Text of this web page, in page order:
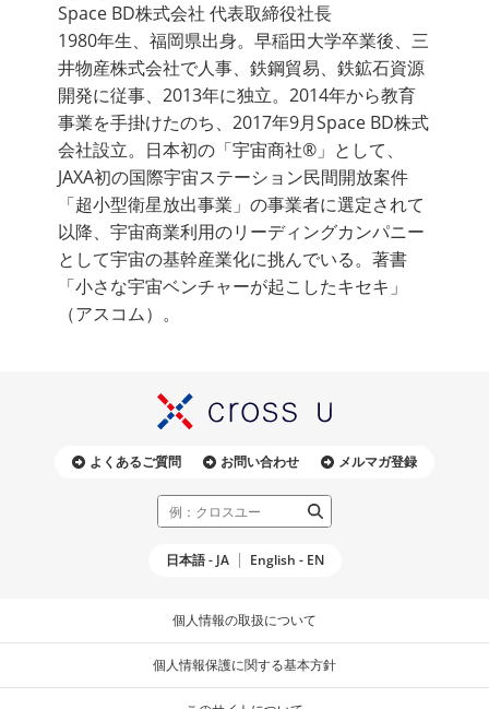
Space BD株式会社 代表取締役社長
1980年生、福岡県出身。早稲田大学卒業後、三
井物産株式会社で人事、鉄鋼貿易、鉄鉱石資源
開発に従事、2013年に独立。2014年から教育
事業を手掛けたのち、2017年9月Space BD株式
会社設立。日本初の「宇宙商社®」として、
JAXA初の国際宇宙ステーション民間開放案件
「超小型衛星放出事業」の事業者に選定されて
以降、宇宙商業利用のリーディングカンパニー
として宇宙の基幹産業化に挑んでいる。著書
「小さな宇宙ベンチャーが起こしたキセキ」
（アスコム）。
よくあるご質問 お問い合わせ メルマガ登録
日本語 - JA English - EN
個人情報の取扱について
個人情報保護に関する基本方針